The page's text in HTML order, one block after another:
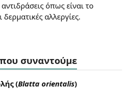
όπως είναι το
αλλεργίες.
συναντούμε
(Blatta orientalis)